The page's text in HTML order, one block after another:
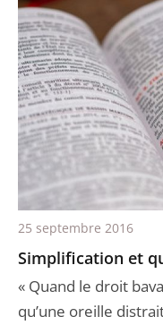
Simplification et
« Quand le droit
qu’une oreille
25 septembre 2016